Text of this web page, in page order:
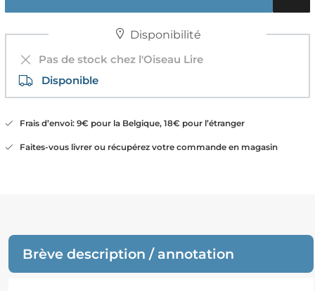
Disponibilité
Pas de stock chez l'Oiseau Lire
Disponible
Frais d’envoi: 9€ pour la Belgique, 18€ pour l’étranger
Faites-vous livrer ou récupérez votre commande en magasin
Brève description / annotation